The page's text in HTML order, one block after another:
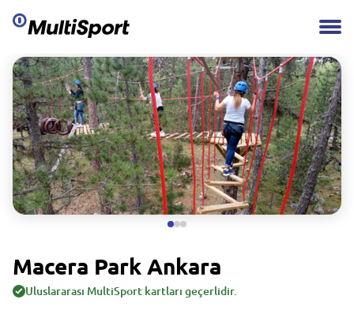
Macera Park Ankara
Uluslararası MultiSport kartları geçerlidir.